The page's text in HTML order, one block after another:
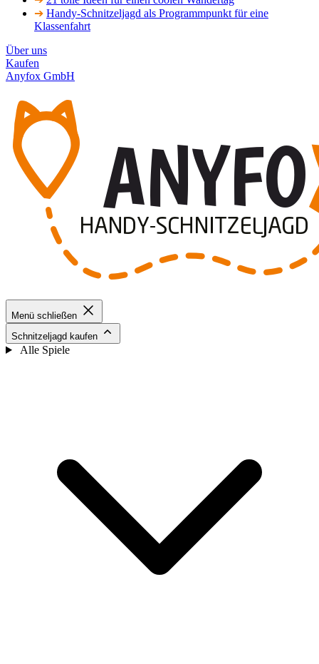
➔ Handy-Schnitzeljagd als Programmpunkt für eine
Klassenfahrt
Über uns
Kaufen
Anyfox GmbH
Menü schließen
Schnitzeljagd kaufen
Alle Spiele